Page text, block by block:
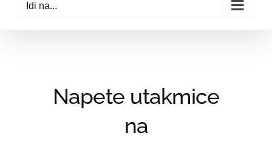
Idi na...
Napete utakmice
na